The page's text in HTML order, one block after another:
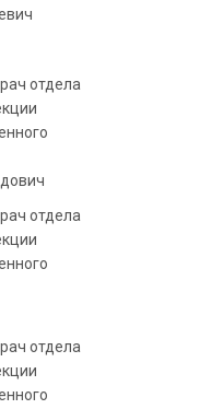
отдела
отдела
отдела